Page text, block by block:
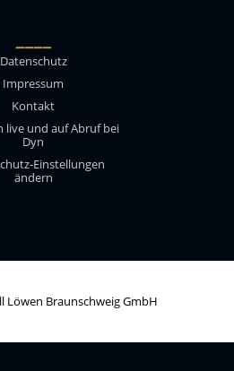
____
Datenschutz
Impressum
Kontakt
live und auf Abruf bei
Dyn
Einstellungen
ändern
Löwen Braunschweig GmbH